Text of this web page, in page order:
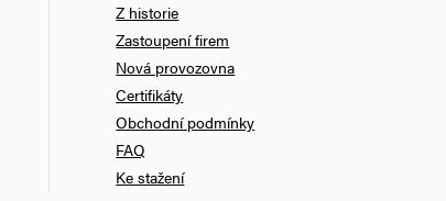
Z historie
Zastoupení firem
Nová provozovna
Certifikáty
Obchodní podmínky
FAQ
Ke stažení